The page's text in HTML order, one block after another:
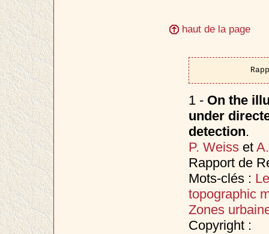
haut de la page
1 - On the
under
detection.
P. Weisset
Rapport de
Mots-clés :
topographic
Zones
Copyright :